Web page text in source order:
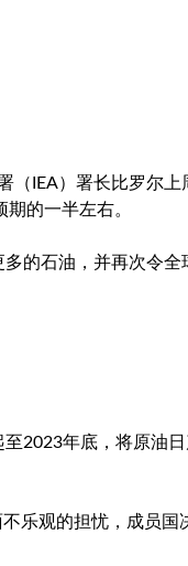
（IEA）署长比罗尔
的一半左右。
的石油，并再次令全
2023年底，将原油日
乐观的担忧，成员国